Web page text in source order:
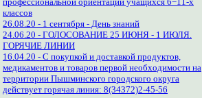
классов
26.08.20 - 1 сентября - День знаний
24.06.20 - ГОЛОСОВАНИЕ 25 ИЮНЯ - 1 ИЮЛЯ.
ГОРЯЧИЕ ЛИНИИ
16.04.20 - С покупкой и доставкой продуктов,
медикаментов и товаров первой необходимости на
территории Пышминского городского округа
действует горячая линия: 8(34372)2-45-56